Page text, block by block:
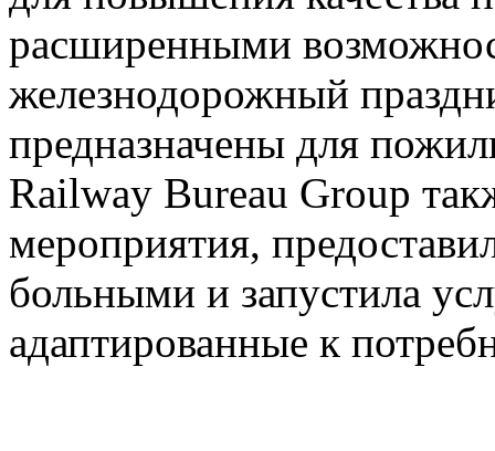
расширенными
железнодорожный
предназначены для
Railway Bureau Group
мероприятия,
больными и запустила
адаптированные к